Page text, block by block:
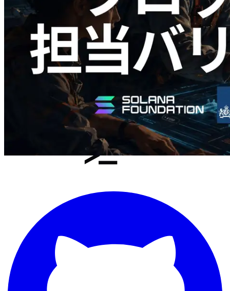
ク生成時間と担当バリデータを視覚化
この記事を読む
さらに読み込む